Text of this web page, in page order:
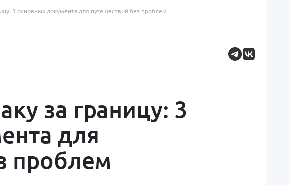
3 основных документа для путешествий без проблем
за границу: 3
для
проблем